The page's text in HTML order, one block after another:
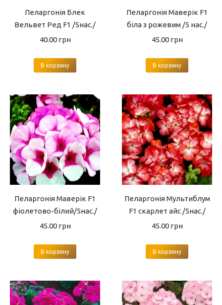
Пеларгонія Блек
Вельвет Ред F1 /5нас./
40.00 грн
В корзину
Пеларгонія Маверік F1
біла з рожевим /5 нас./
45.00 грн
В корзину
Пеларгонія Маверік F1
фіолетово-білий/5нас./
45.00 грн
В корзину
Пеларгонія Мультиблум
F1 скарлет айс /5нас./
45.00 грн
В корзину